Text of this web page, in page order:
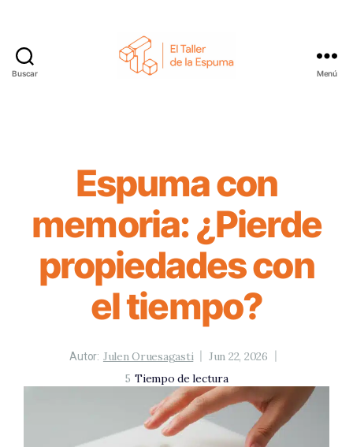
Buscar Menú
Espuma con
memoria: ¿Pierde
propiedades con
el tiempo?
Autor: Julen Oruesagasti
Jun 22, 2026
5 Tiempo de lectura